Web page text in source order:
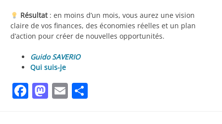
Résultat: en moins d’un mois, vous aurez une vision
claire de vos finances, des économies réelles et un plan
d’action pour créer de nouvelles opportunités.
Guido SAVERIO
Qui suis-je
Facebook
Mastodon
Email